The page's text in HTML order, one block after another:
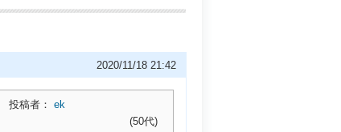
2020/11/18 21:42
投稿者： ek
(50代)